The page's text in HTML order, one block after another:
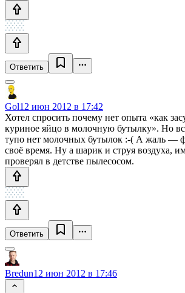
Ответить
Gol12 июн 2012 в 17:42
Хотел спросить почему нет опыта «как
куриное яйцо в молочную бутылку». Но
тупо нет молочных бутылок :-( А жаль —
своё время. Ну а шарик и струя воздуха,
проверял в детстве пылесосом.
Ответить
Bredun12 июн 2012 в 17:46